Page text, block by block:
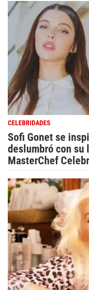
CELEBRIDADES
Sofi Gonet se
deslumbró con su
MasterChef